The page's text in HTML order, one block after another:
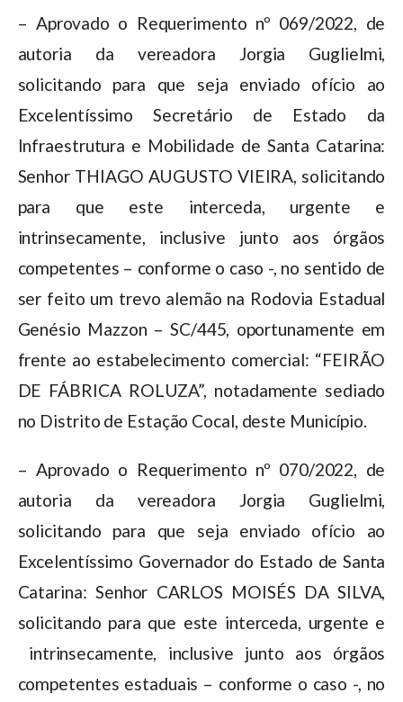
– Aprovado o Requerimento nº 069/2022, de
autoria da vereadora Jorgia Guglielmi,
solicitando para que seja enviado ofício ao
Excelentíssimo Secretário de Estado da
Infraestrutura e Mobilidade de Santa Catarina:
Senhor THIAGO AUGUSTO VIEIRA, solicitando
para que este interceda, urgente e
intrinsecamente, inclusive junto aos órgãos
competentes – conforme o caso -, no sentido de
ser feito um trevo alemão na Rodovia Estadual
Genésio Mazzon – SC/445, oportunamente em
frente ao estabelecimento comercial: “FEIRÃO
DE FÁBRICA ROLUZA”, notadamente sediado
no Distrito de Estação Cocal, deste Município.
– Aprovado o Requerimento nº 070/2022, de
autoria da vereadora Jorgia Guglielmi,
solicitando para que seja enviado ofício ao
Excelentíssimo Governador do Estado de Santa
Catarina: Senhor CARLOS MOISÉS DA SILVA,
solicitando para que este interceda, urgente e
intrinsecamente, inclusive junto aos órgãos
competentes estaduais – conforme o caso -, no